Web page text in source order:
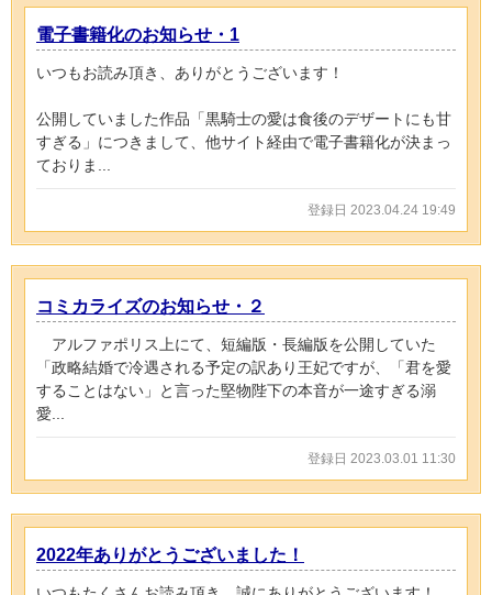
電子書籍化のお知らせ・1
いつもお読み頂き、ありがとうございます！
公開していました作品「黒騎士の愛は食後のデザートにも甘
すぎる」につきまして、他サイト経由で電子書籍化が決まっ
ておりま...
登録日 2023.04.24 19:49
コミカライズのお知らせ・２
アルファポリス上にて、短編版・長編版を公開していた
「政略結婚で冷遇される予定の訳あり王妃ですが、「君を愛
することはない」と言った堅物陛下の本音が一途すぎる溺
愛...
登録日 2023.03.01 11:30
2022年ありがとうございました！